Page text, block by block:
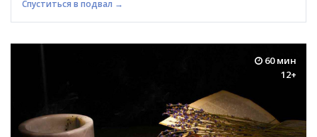
Спуститься в подвал →
60 мин
12+